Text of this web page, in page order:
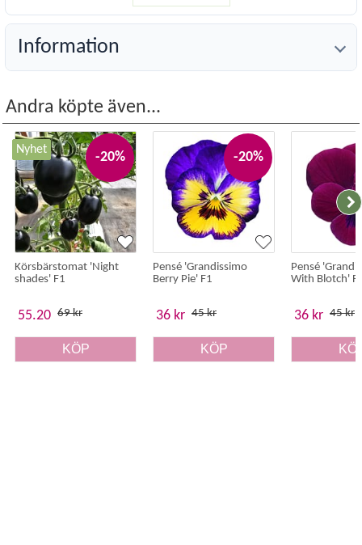
Antal fröer:30
Information
Andra köpte även...
-20%
Nyhet
Körsbärstomat 'Night
shades' F1
55.20 69 kr
KÖP
-20%
Pensé 'Grandissimo
Berry Pie' F1
36 kr 45 kr
KÖP
Pensé
With Blotch'
36 kr 45 kr